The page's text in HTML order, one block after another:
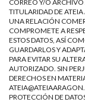
CORREO Y/O
TITULARIDAD DE
UNA RELACIÓN
COMPROMETE A
ESTOS DATOS, ASÍ
GUARDARLOS Y
PARA EVITAR SU
AUTORIZADO. SIN
DERECHOS EN
PROTECCIÓN DE